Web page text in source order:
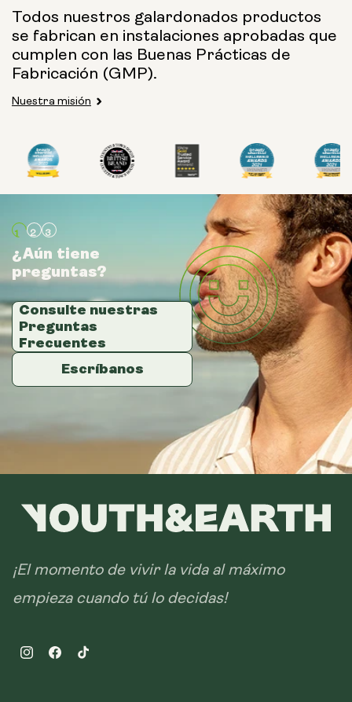
Tamaño de la cápsula:
250 mg 500 mg
Paquetes de viaje
Polvo en bolsa
Botella de vidrio (400
ml)
Bote metálico
Tamaño:
14 sobres
28 sobres
Todos nuestros galardonados productos
se fabrican en instalaciones aprobadas que
cumplen con las Buenas Prácticas de
Fabricación (GMP).
Nuestra misión
¿Aún tiene
preguntas?
Consulte nuestras
Preguntas
Frecuentes
Escríbanos
¿Aún tiene
preguntas?
Consulte nuestras
Preguntas
Frecuentes
Escríbanos
¿Aún tiene
preguntas?
Consulte nuestras
Preguntas
Frecuentes
Escríbanos
¡El momento de vivir la vida al máximo
empieza cuando tú lo decidas!
InstagramFacebookTikTok